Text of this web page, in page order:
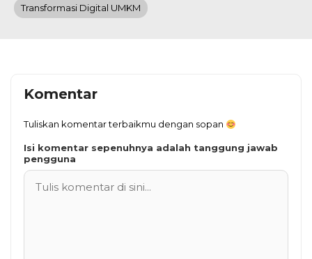
Transformasi Digital UMKM
Komentar
Tuliskan komentar terbaikmu dengan sopan
Isi komentar sepenuhnya adalah tanggung jawab
pengguna